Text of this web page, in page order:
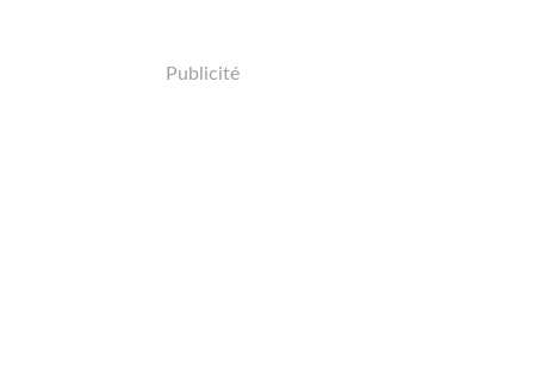
Publicité